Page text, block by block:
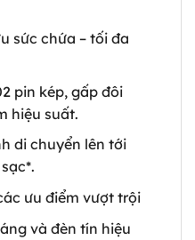
sức chứa – tối đa
pin kép, gấp đôi
hiệu suất.
di chuyển lên tới
ưu điểm vượt trội
và đèn tín hiệu